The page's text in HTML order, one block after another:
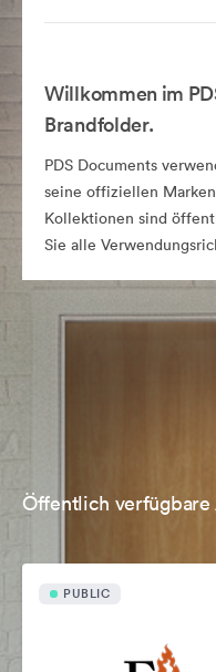
Willkommen im
Brandfolder.
PDS Documents
seine offiziellen
Kollektionen sind
Sie alle
Öffentlich verfügbare
PUBLIC